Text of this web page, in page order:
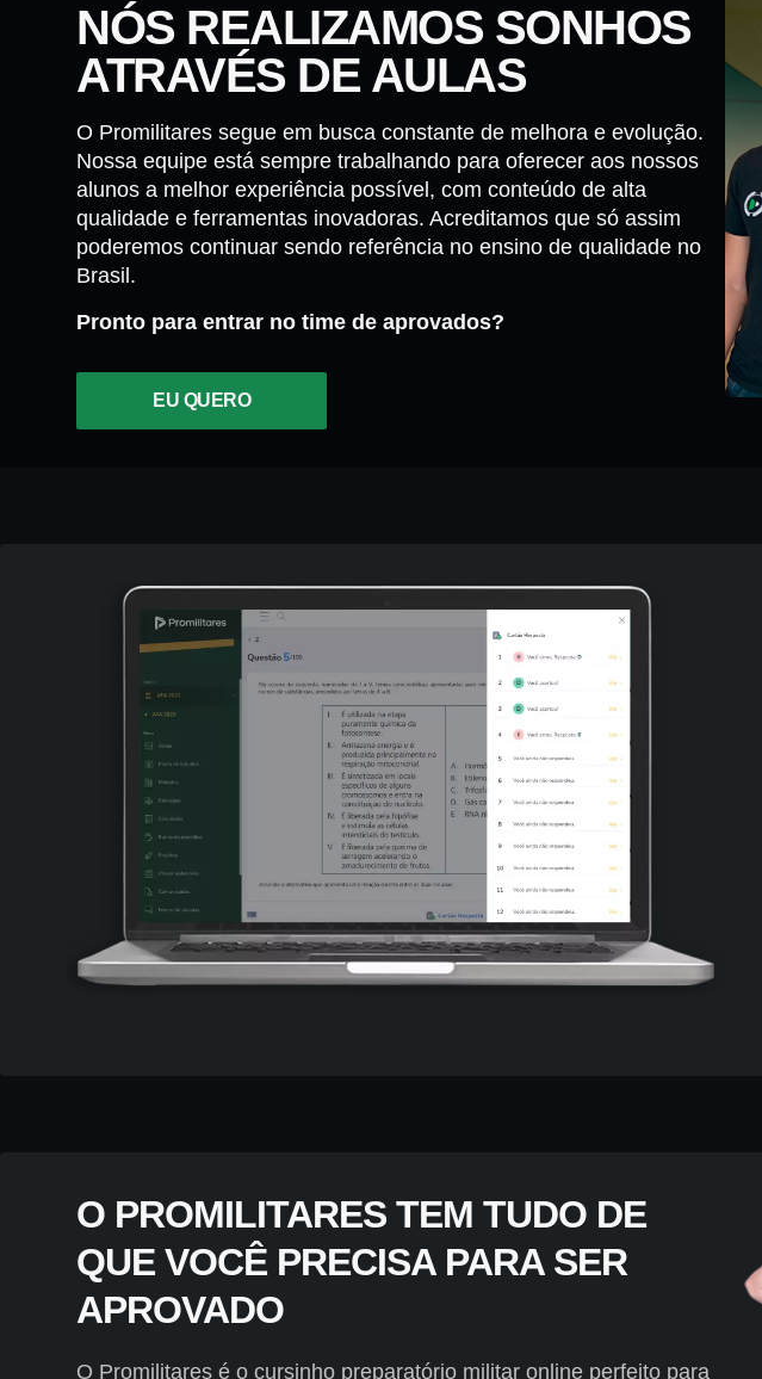
NÓS REALIZAMOS SONHOS
ATRAVÉS DE AULAS
O Promilitares segue em busca constante de melhora e evolução.
Nossa equipe está sempre trabalhando para oferecer aos nossos
alunos a melhor experiência possível, com conteúdo de alta
qualidade e ferramentas inovadoras. Acreditamos que só assim
poderemos continuar sendo referência no ensino de qualidade no
Brasil.
Pronto para entrar no time de aprovados?
EU QUERO
O PROMILITARES TEM TUDO DE
QUE VOCÊ PRECISA PARA SER
APROVADO
O Promilitares é o cursinho preparatório militar online perfeito para